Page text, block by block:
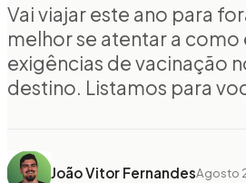
Vai viajar este ano para
melhor se atentar a como
exigências de vacinação
destino. Listamos para
João Vitor FernandesAgosto